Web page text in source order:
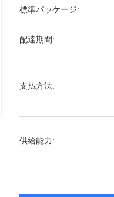
標準パッケージ:
配達期間:
支払方法:
供給能力: